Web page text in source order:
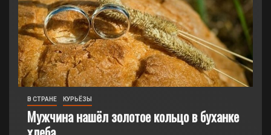
В СТРАНЕ КУРЬЁЗЫ
Мужчина нашёл золотое кольцо в буханке